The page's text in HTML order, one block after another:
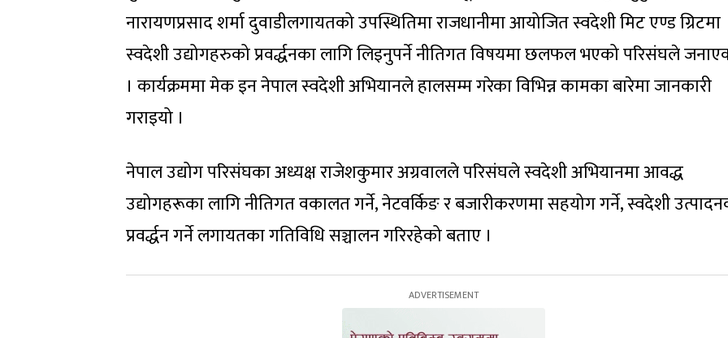
नारायणप्रसाद शर्मा दुवाडीलगायतको उपस्थितिमा राजधानीमा आयोजित स्वदेशी मिट एण्ड ग्रिटमा
स्वदेशी उद्योगहरुको प्रवर्द्धनका लागि लिइनुपर्ने नीतिगत विषयमा छलफल भएको परिसंघले
। कार्यक्रममा मेक इन नेपाल स्वदेशी अभियानले हालसम्म गरेका विभिन्न कामका बारेमा जानकारी
गराइयो ।
नेपाल उद्योग परिसंघका अध्यक्ष राजेशकुमार अग्रवालले परिसंघले स्वदेशी अभियानमा आवद्ध
उद्योगहरूका लागि नीतिगत वकालत गर्ने, नेटवर्किङ र बजारीकरणमा सहयोग गर्ने, स्वदेशी
प्रवर्द्धन गर्ने लगायतका गतिविधि सञ्चालन गरिरहेको बताए ।